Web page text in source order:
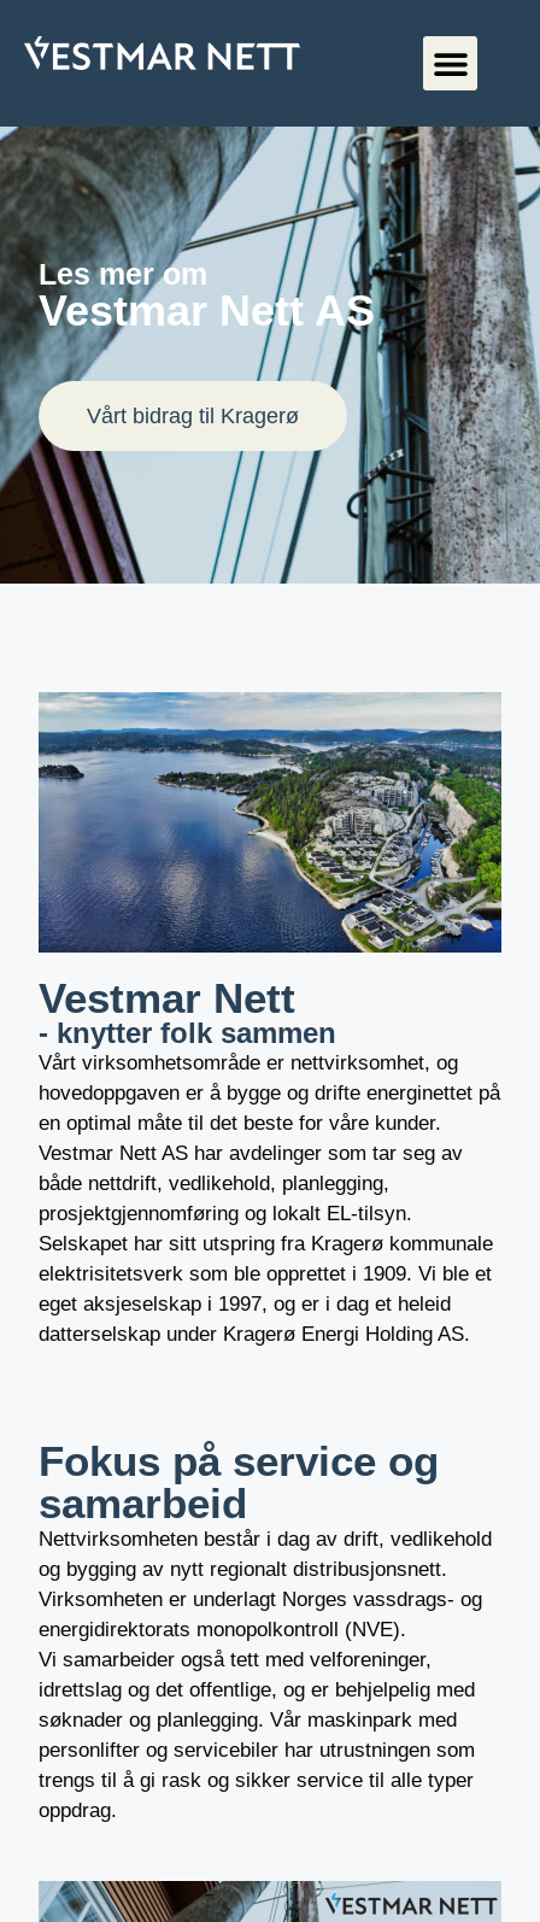
Les mer om
Vestmar Nett AS
Vårt bidrag til Kragerø
Vestmar Nett
- knytter folk sammen
Vårt virksomhetsområde er nettvirksomhet, og
hovedoppgaven er å bygge og drifte energinettet på
en optimal måte til det beste for våre kunder.
Vestmar Nett AS har avdelinger som tar seg av
både nettdrift, vedlikehold, planlegging,
prosjektgjennomføring og lokalt EL-tilsyn.
Selskapet har sitt utspring fra Kragerø kommunale
elektrisitetsverk som ble opprettet i 1909. Vi ble et
eget aksjeselskap i 1997, og er i dag et heleid
datterselskap under Kragerø Energi Holding AS.
Fokus på service og
samarbeid
Nettvirksomheten består i dag av drift, vedlikehold
og bygging av nytt regionalt distribusjonsnett.
Virksomheten er underlagt Norges vassdrags- og
energidirektorats monopolkontroll (NVE).
Vi samarbeider også tett med velforeninger,
idrettslag og det offentlige, og er behjelpelig med
søknader og planlegging. Vår maskinpark med
personlifter og servicebiler har utrustningen som
trengs til å gi rask og sikker service til alle typer
oppdrag.